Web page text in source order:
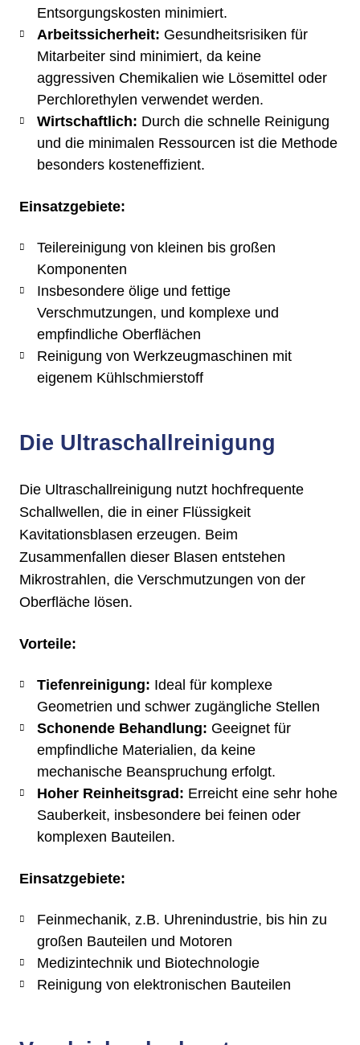
Entsorgungskosten minimiert.​
Arbeitssicherheit: Gesundheitsrisiken für
Mitarbeiter sind minimiert, da keine
aggressiven Chemikalien wie Lösemittel oder
Perchlorethylen verwendet werden.​
Wirtschaftlich: Durch die schnelle Reinigung
und die minimalen Ressourcen ist die Methode
besonders kosteneffizient.​
Einsatzgebiete:
Teilereinigung von kleinen bis großen
Komponenten​
Insbesondere ölige und fettige
Verschmutzungen, und komplexe und
empfindliche Oberflächen
Reinigung von Werkzeugmaschinen mit
eigenem Kühlschmierstoff​
Die Ultraschallreinigung
Die Ultraschallreinigung nutzt hochfrequente
Schallwellen, die in einer Flüssigkeit
Kavitationsblasen erzeugen. Beim
Zusammenfallen dieser Blasen entstehen
Mikrostrahlen, die Verschmutzungen von der
Oberfläche lösen.​
Vorteile:
Tiefenreinigung: Ideal für komplexe
Geometrien und schwer zugängliche Stellen
Schonende Behandlung: Geeignet für
empfindliche Materialien, da keine
mechanische Beanspruchung erfolgt.​
Hoher Reinheitsgrad: Erreicht eine sehr hohe
Sauberkeit, insbesondere bei feinen oder
komplexen Bauteilen.​
Einsatzgebiete:
Feinmechanik, z.B. Uhrenindustrie,​ bis hin zu
großen Bauteilen und Motoren
Medizintechnik und Biotechnologie​
Reinigung von elektronischen Bauteilen​